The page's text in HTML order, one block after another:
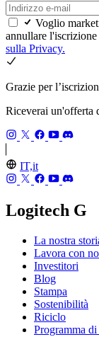
Voglio
annullare
sulla Privacy.
Grazie per
Riceverai un'offerta
IT,it
Logitech G
La nostra
Lavora con
Investitori
Blog
Stampa
Sostenibilità
Riciclo
Programma